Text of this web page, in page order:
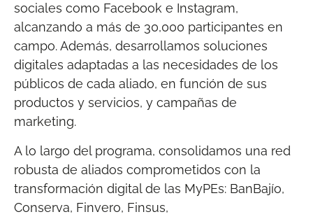
sociales como Facebook e Instagram,
alcanzando a más de 30,000 participantes en
campo. Además, desarrollamos soluciones
digitales adaptadas a las necesidades de los
públicos de cada aliado, en función de sus
productos y servicios, y campañas de
marketing.
A lo largo del programa, consolidamos una red
robusta de aliados comprometidos con la
transformación digital de las MyPEs: BanBajío,
Conserva, Finvero, Finsus,